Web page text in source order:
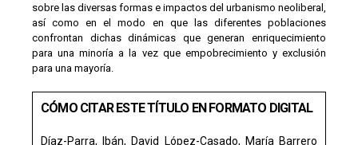
sobre las diversas formas e impactos del urbanismo neoliberal,
así como en el modo en que las diferentes poblaciones
confrontan dichas dinámicas que generan enriquecimiento
para una minoría a la vez que empobrecimiento y exclusión
para una mayoría.
CÓMO CITAR ESTE TÍTULO EN FORMATO DIGITAL
Díaz-Parra, Ibán, David López-Casado, María Barrero